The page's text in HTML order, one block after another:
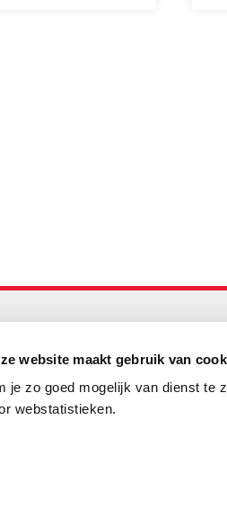
website maakt gebruik van
je zo goed mogelijk van dienst te
webstatistieken.